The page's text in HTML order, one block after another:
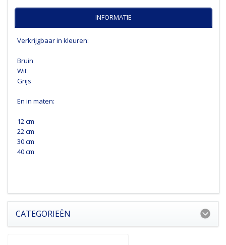
INFORMATIE
Verkrijgbaar in kleuren:
Bruin
Wit
Grijs
En in maten:
12 cm
22 cm
30 cm
40 cm
CATEGORIEËN